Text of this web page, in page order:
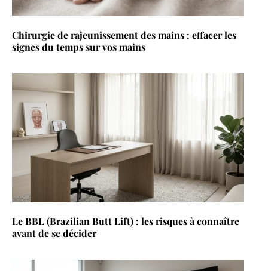
Chirurgie de rajeunissement des mains : effacer les
signes du temps sur vos mains
Le BBL (Brazilian Butt Lift) : les risques à connaître
avant de se décider